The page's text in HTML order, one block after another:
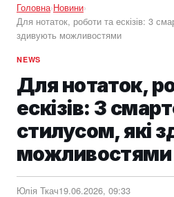
Головна›Новини›
Для нотаток, роботи та ескізів: 3
здивують можливостями
NEWS
Для нотаток,
ескізів: 3
стилусом, які
можливостями
Юлія Ткач19.06.2026, 09:33